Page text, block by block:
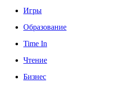
Игры
Образование
Time In
Чтение
Бизнес